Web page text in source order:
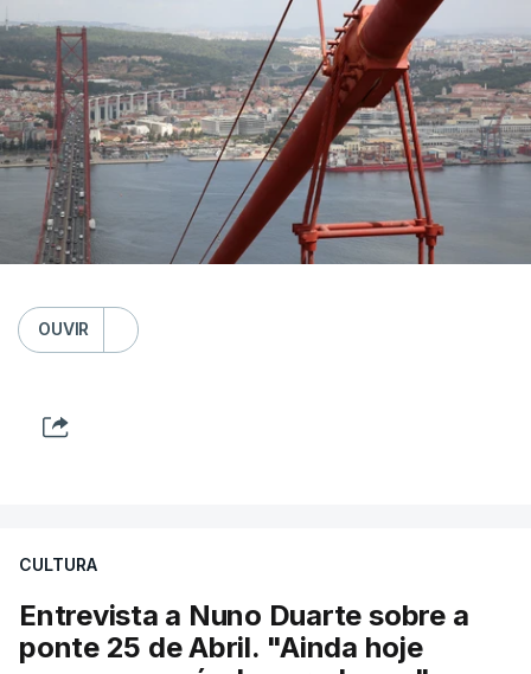
OUVIR
CULTURA
Entrevista a Nuno Duarte sobre a
ponte 25 de Abril. "Ainda hoje